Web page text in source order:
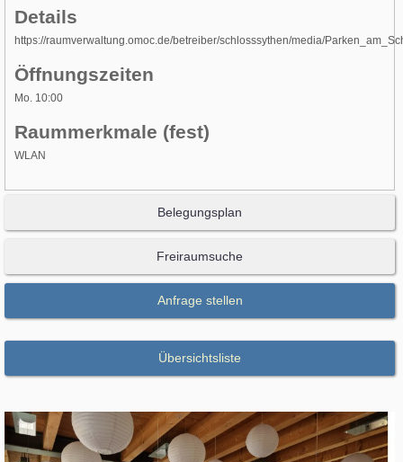
Details
https://raumverwaltung.omoc.de/betreiber/schlosssythen/media/
Öffnungszeiten
Mo. 10:00
Raummerkmale (fest)
WLAN
Belegungsplan
Freiraumsuche
Anfrage stellen
Übersichtsliste